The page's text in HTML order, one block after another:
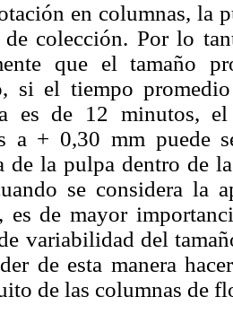
en columnas, la
colección. Por lo
que el tamaño
si el tiempo
es de 12 minutos,
a + 0,30 mm puede
de la pulpa dentro de
se considera la
es de mayor
variabilidad del
de esta manera
de las columnas de